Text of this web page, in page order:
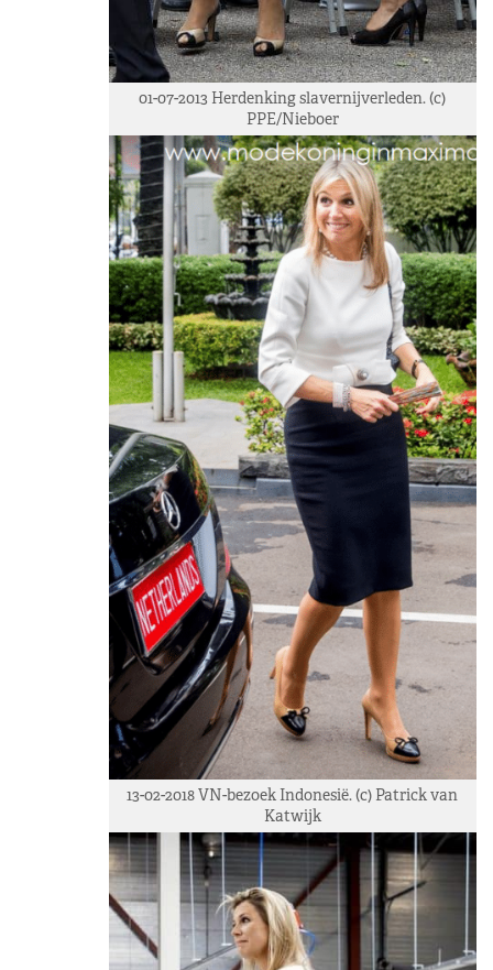
01-07-2013 Herdenking slavernijverleden. (c)
PPE/Nieboer
13-02-2018 VN-bezoek Indonesië. (c) Patrick van
Katwijk